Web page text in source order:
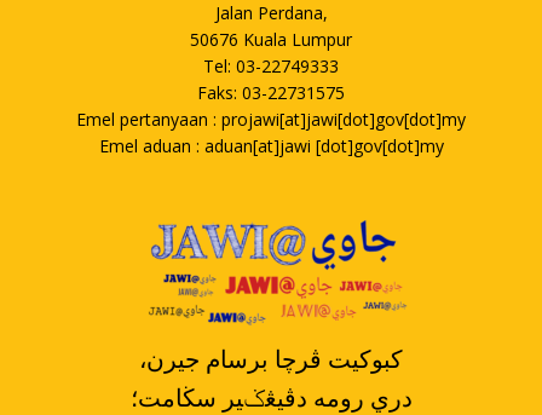
Jalan Perdana,
50676 Kuala Lumpur
Tel: 03-22749333
Faks: 03-22731575
Emel pertanyaan : projawi[at]jawi[dot]gov[dot]my
Emel aduan : aduan[at]jawi [dot]gov[dot]my
،کبوکيت ڤرچا برسام جيرن
دري رومه دڤيڠݢير سڬامت؛